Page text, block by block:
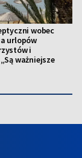
wobec
urlopów
i
ważniejsze